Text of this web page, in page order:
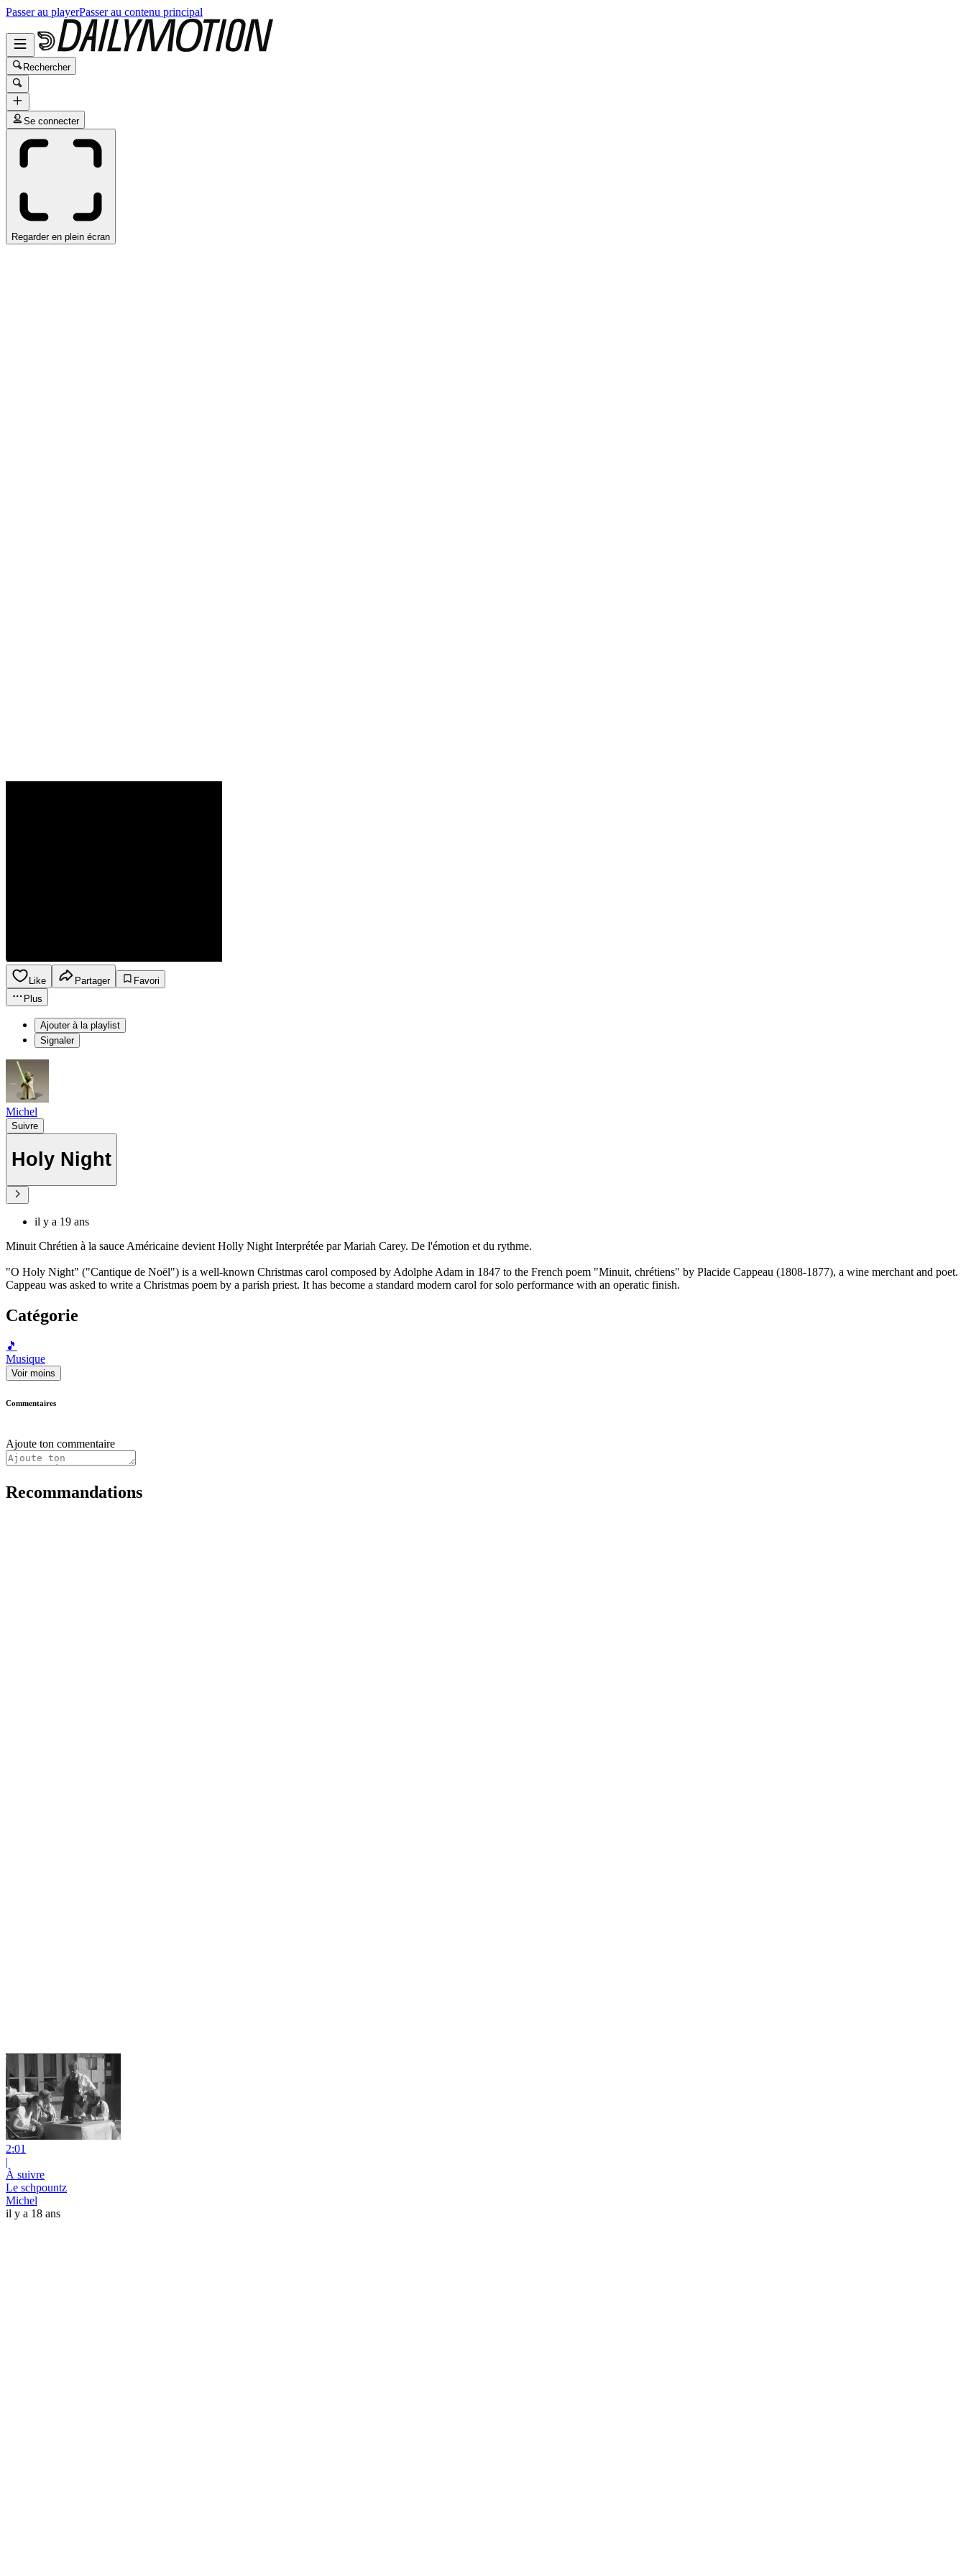
Passer au playerPasser au contenu principal
Rechercher
Se connecter
Regarder en plein écran
Like Partager
Favori
Plus
Ajouter à la playlist
Signaler
Michel
Suivre
Holy Night
il y a 19 ans
Minuit Chrétien à la sauce Américaine devient Holly Night Interprétée par Mariah Carey. De l'émotion et du rythme.
"O Holy Night" ("Cantique de Noël") is a well-known Christmas carol composed by Adolphe Adam in 1847 to the French poem "Minuit, chrétiens" by Placide Cappeau (1808-1877), a wine merchant and poet.
Cappeau was asked to write a Christmas poem by a parish priest. It has become a standard modern carol for solo performance with an operatic finish.
Catégorie
🎵
Musique
Voir moins
Commentaires
Ajoute ton commentaire
Recommandations
2:01
|
À suivre
Le schpountz
Michel
il y a 18 ans